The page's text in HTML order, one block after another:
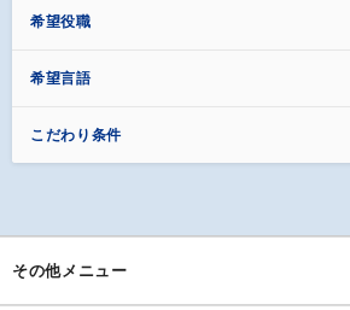
希望役職
希望言語
こだわり条件
その他メニュー